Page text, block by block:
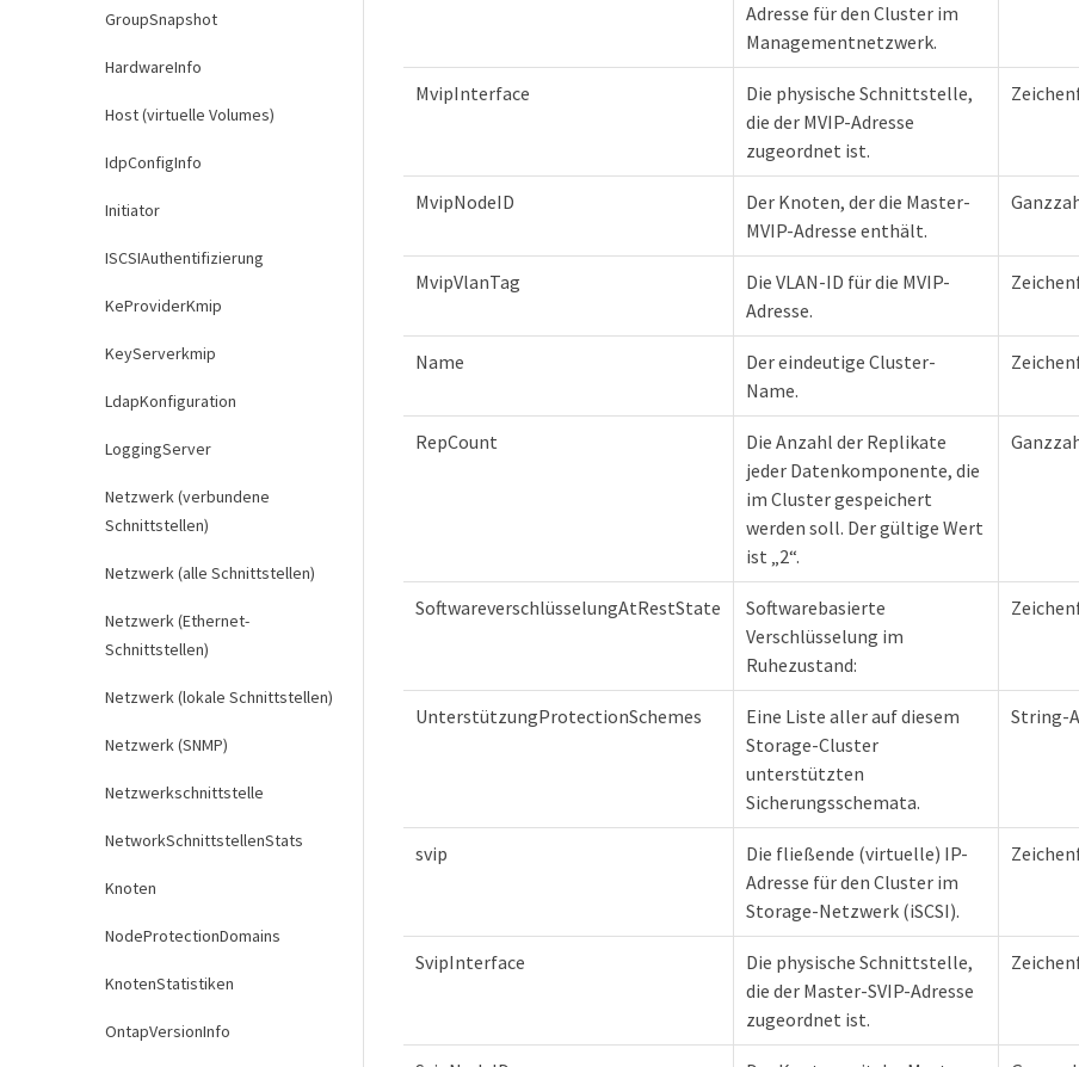
GroupSnapshot
HardwareInfo
Host (virtuelle Volumes)
IdpConfigInfo
Initiator
ISCSIAuthentifizierung
KeProviderKmip
KeyServerkmip
LdapKonfiguration
LoggingServer
Netzwerk (verbundene
Schnittstellen)
Netzwerk (alle Schnittstellen)
Netzwerk (Ethernet-
Schnittstellen)
Netzwerk (lokale Schnittstellen)
Netzwerk (SNMP)
Netzwerkschnittstelle
NetworkSchnittstellenStats
Knoten
NodeProtectionDomains
KnotenStatistiken
OntapVersionInfo
Adresse für den Cluster im
Managementnetzwerk.
MvipInterface
Die physische Schnittstelle,
die der MVIP-Adresse
zugeordnet ist.
MvipNodeID
Der Knoten, der die Master-
MVIP-Adresse enthält.
MvipVlanTag
Die VLAN-ID für die MVIP-
Adresse.
Name
Der eindeutige Cluster-
Name.
RepCount
Die Anzahl der Replikate
jeder Datenkomponente, die
im Cluster gespeichert
werden soll. Der gültige Wert
ist „2“.
SoftwareverschlüsselungAtRestState
Softwarebasierte
Verschlüsselung im
Ruhezustand:
UnterstützungProtectionSchemes
Eine Liste aller auf diesem
Storage-Cluster
unterstützten
Sicherungsschemata.
String-
svip
Die fließende (virtuelle) IP-
Adresse für den Cluster im
Storage-Netzwerk (iSCSI).
SvipInterface
Die physische Schnittstelle,
die der Master-SVIP-Adresse
zugeordnet ist.